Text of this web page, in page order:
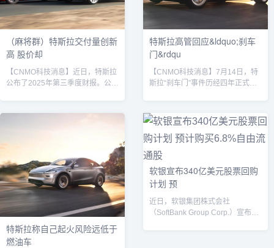
E&A、三星火灾海上保险以及三星
电子优先股。其股票资产价值从今
年1...
20万至30万元人民币区间。北...
（麻将群）特斯拉交付量创新
高 股价却
【CNMO科技消息】近日，特斯拉
公布了2025年第三季度财报。公布
7.4%，创下历史新高。然而，这份
元。特斯拉Model 3和Model Y据
CNMO了解，特斯拉Model 3和
Model Y依然是销售主力，第三季
度交付481166辆，占总...
特斯拉高管回应&ldquo;刹车
门&rdqu
【CNMO科技消息】7月14日，特
斯拉“刹车门”事件历经四年正式结
支持。特斯拉汽车该事件始于2021
年4月上海车展的“车顶维权”。根据
司法评估机构的专业报告，该事件
人民币的订单损失以及高达数千万
元的商誉损害。尽管事件后仍有少
数车主声称遭遇“刹车失灵”，但后
结果均明确显示，相关事...
特斯拉称自己起火风险远低于
燃油车
软银宣布340亿美元股票回购
计划 预
近日，软银集团株式会社
（SoftBank Group Corp.）宣布了